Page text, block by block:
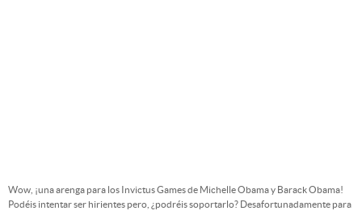
Wow, ¡una arenga para los Invictus Games de Michelle Obama y Barack Obama!
Podéis intentar ser hirientes pero, ¿podréis soportarlo? Desafortunadamente para